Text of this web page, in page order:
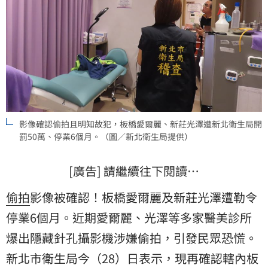
影像確認偷拍且明知故犯，板橋愛爾麗、新莊光澤遭新北衛生局開
罰50萬、停業6個月。（圖／新北衛生局提供）
[廣告] 請繼續往下閱讀…
偷拍影像被確認！板橋愛爾麗及新莊光澤遭勒令
停業6個月。近期愛爾麗、光澤等多家醫美診所
爆出隱藏針孔攝影機涉嫌偷拍，引發民眾恐慌。
新北市衛生局今（28）日表示，現再確認轄內板